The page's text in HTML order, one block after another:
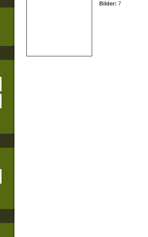
Bilder: 7